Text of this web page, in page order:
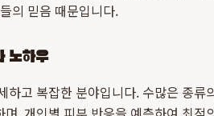
의 믿음 때문입니다.
노하우
하고 복잡한 분야입니다. 수많은 종